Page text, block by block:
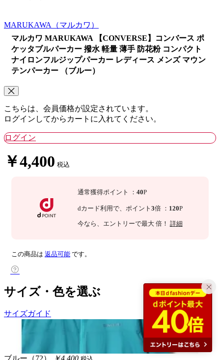
MARUKAWA
（マルカワ）
マルカワ MARUKAWA 【CONVERSE】コンバース ポ
ケッタブルパーカー 撥水 軽量 薄手 防花粉 コンパクト
ナイロンフルジップパーカー レディース メンズ マウン
テンパーカー （ブルー）
こちらは、会員価格が設定されています。
ログインしてからカートに入れてください。
ログイン
￥4,400 税込
通常獲得ポイント ： 40P
dカード利用で、 ポイント 3倍 ： 120P
今なら 、エントリーで最大 倍！ 詳細
この商品は 返品可能 です。
サイズ・色を選ぶ
サイズガイド